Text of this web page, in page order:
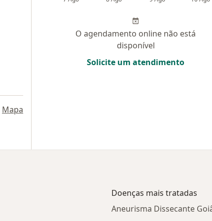
Mapa
O agendamento online não está
disponível
Solicite um atendimento
Doenças mais tratadas
Aneurisma Dissecante